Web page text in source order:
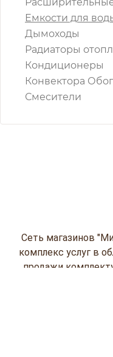
Емкости для
Дымоходы
Радиаторы
Кондиционеры
Конвектора
Смесители
Сеть магазинов
комплекс услуг в
продажи